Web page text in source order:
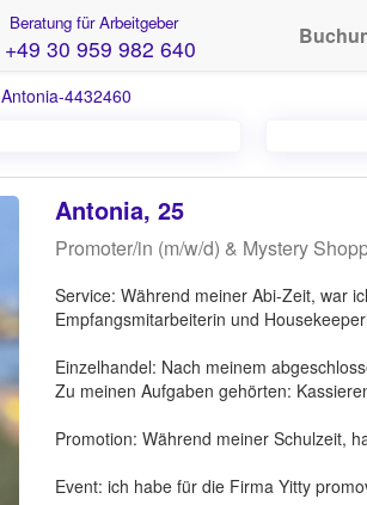
Beratung für Arbeitgeber
+49 30 959 982 640
Antonia-4432460
Antonia, 25
Promoter/in (m/w/d) & Mystery
Service: Während meiner Abi-Zeit, war
Empfangsmitarbeiterin und
Einzelhandel: Nach meinem
Zu meinen Aufgaben gehörten:
Promotion: Während meiner Schulzeit,
Event: ich habe für die Firma Yitty